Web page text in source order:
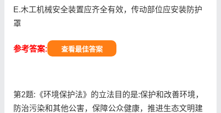
E.木工机械安全装置应齐全有效，传动部位应安装防护
罩
参考答案: 查看最佳答案
第2题:《环境保护法》的立法目的是:保护和改善环境，
防治污染和其他公害，保障公众健康，推进生态文明建